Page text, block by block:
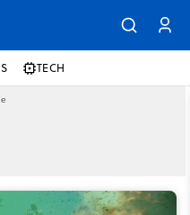
TECH